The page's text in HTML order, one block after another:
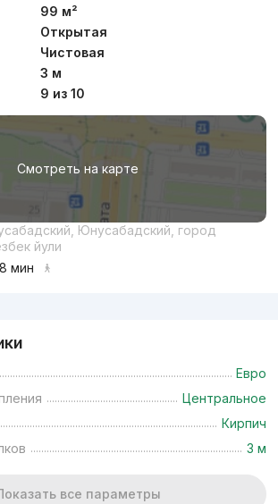
99 м²
Открытая
Чистовая
3 м
9 из 10
Смотреть на карте
Юнусабадский, город
йули
мин
Евро
Центральное
Кирпич
3 м
все параметры